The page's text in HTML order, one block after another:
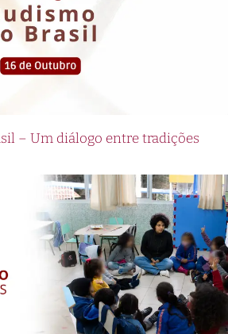
– Um diálogo entre tradições